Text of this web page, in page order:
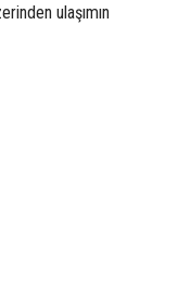
ulaşımın